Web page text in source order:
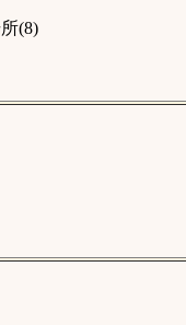
(8)